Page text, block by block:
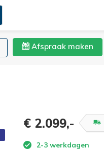
Afspraak maken
€ 2.099,-
2-3 werkdagen